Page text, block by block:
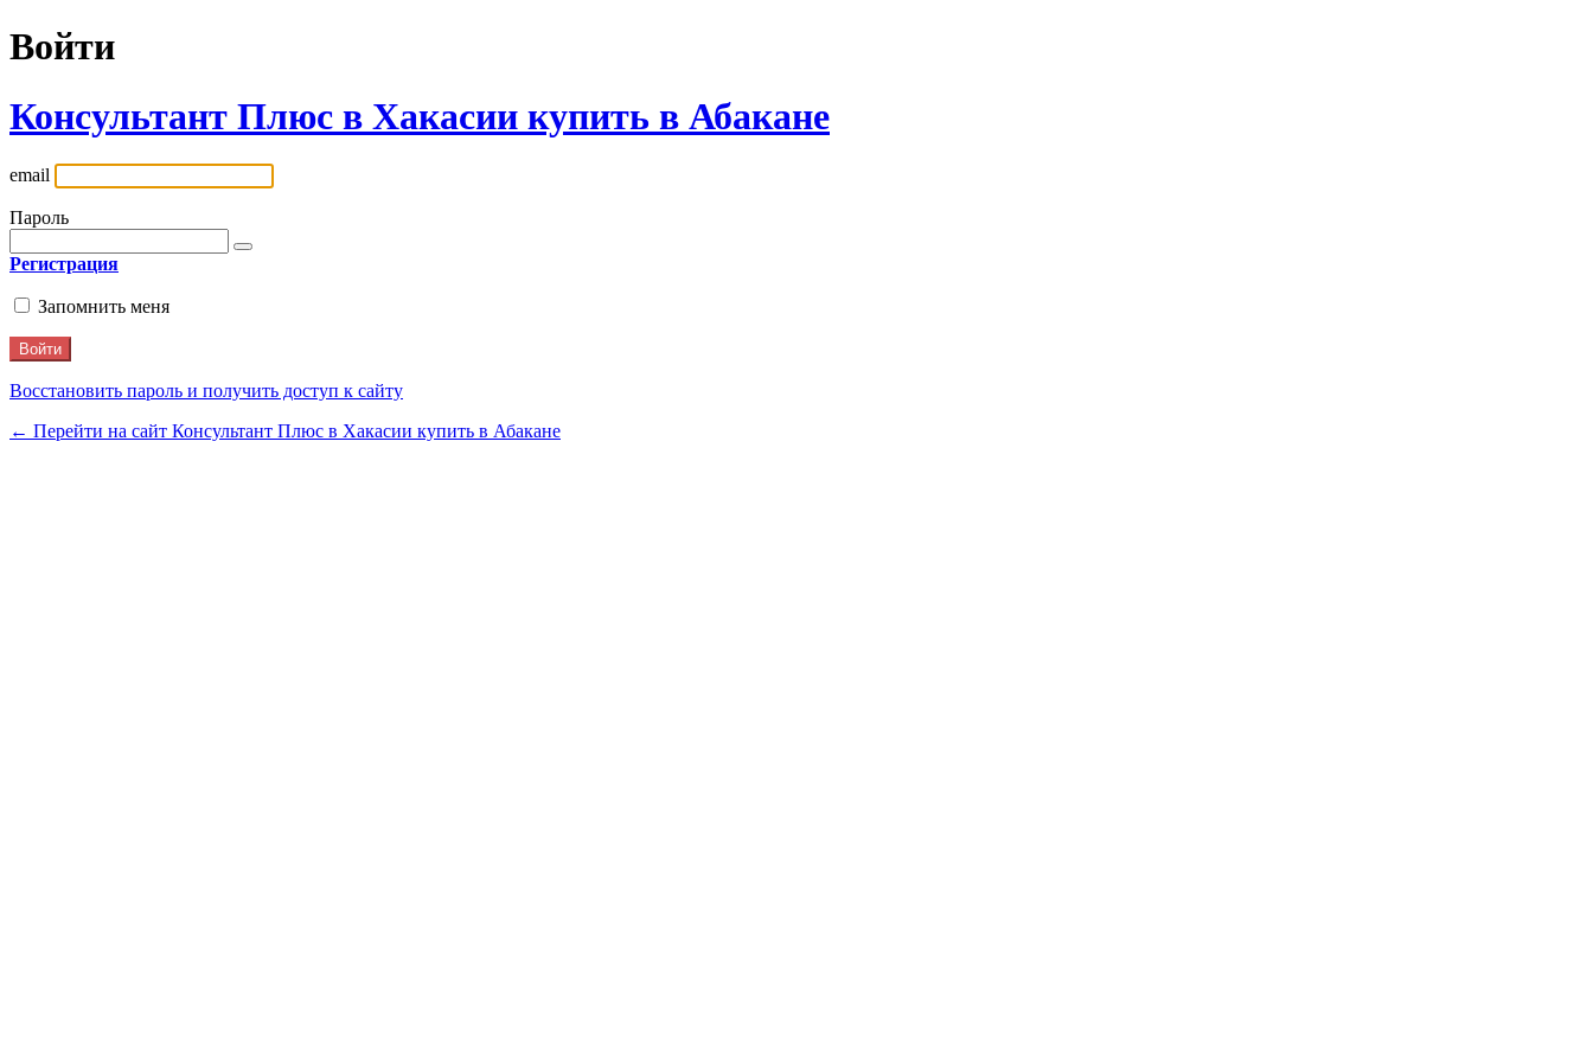
Войти
Консультант Плюс в Хакасии купить в Абакане
email
Пароль
Регистрация
Запомнить меня
Восстановить пароль и получить доступ к сайту
← Перейти на сайт Консультант Плюс в Хакасии купить в Абакане